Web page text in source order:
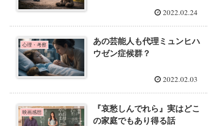
2022.02.24
心理・考察
あの芸能人も代理ミュンヒハ
ウゼン症候群？
2022.02.03
映画感想
『哀愁しんでれら』実はどこ
の家庭でもあり得る話